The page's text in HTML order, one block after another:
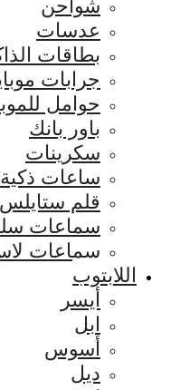
شواحن
عدسات
بطاقات
جرابات
حوامل
باور بانك
سكرينات
ساعات ذكية
قلم ستايلس
سماعات
سماعات
اللابتوب
أيسر
ابل
أسوس
ديل